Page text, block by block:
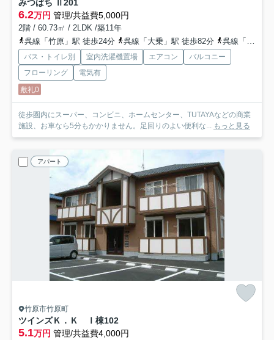
みつばち Ⅱ 201
6.2万円 管理/共益費5,000円
2階 / 60.73㎡ / 2LDK /築11年
呉線「竹原」駅 徒歩24分
呉線「大乗」駅 徒歩82分 呉線「吉名」駅 車14分 6.4km
バス・トイレ別 室内洗濯機置場 エアコン
バルコニー
フローリング
電気有
敷礼0
徒歩圏内にスーパー、コンビニ、ホームセンター、TUTAYAなどの商業
施設、お車なら5分もかかりません。足回りのよい便利な... もっと見る
アパート
竹原市竹原町
ツインズＫ．Ｋ Ⅰ棟102
5.1万円 管理/共益費4,000円